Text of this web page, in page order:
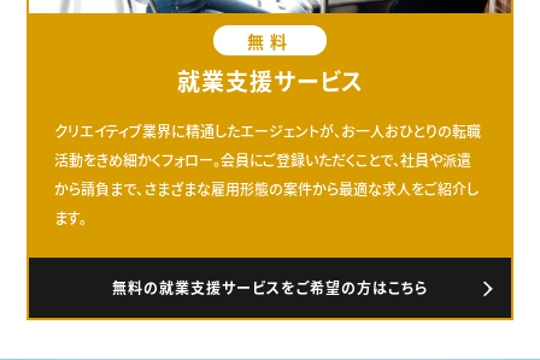
無料
就業支援サービス
クリエイティブ業界に精通したエージェントが、お一人おひとりの転職
活動をきめ細かくフォロー。会員にご登録いただくことで、社員や派遣
から請負まで、さまざまな雇用形態の案件から最適な求人をご紹介し
ます。
無料の就業支援サービスをご希望の方はこちら